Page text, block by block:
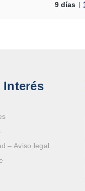
9 días
Interés
– Aviso legal